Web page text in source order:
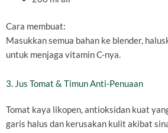
Cara membuat:
Masukkan semua bahan ke blender,
untuk menjaga vitamin C-nya.
3. Jus Tomat & Timun Anti-Penuaan
Tomat kaya likopen, antioksidan kuat
garis halus dan kerusakan kulit akibat